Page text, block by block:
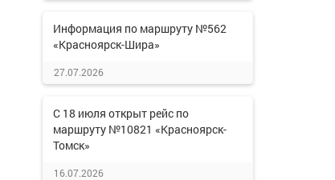
Информация по маршруту №562
«Красноярск-Шира»
27.07.2026
С 18 июля открыт рейс по
маршруту №10821 «Красноярск-
Томск»
16.07.2026